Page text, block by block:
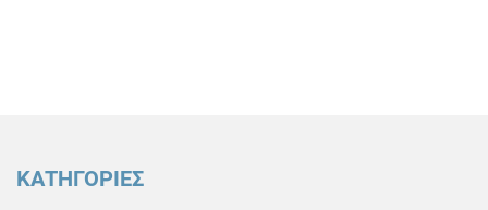
ΚΑΤΗΓΟΡΙΕΣ